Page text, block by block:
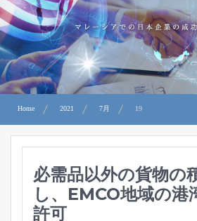
プライバシーポリシー及び著作権に
お問合せ
Home 2021 7月 19
必需品以外の貨物の
し、EMCO地域の港
許可